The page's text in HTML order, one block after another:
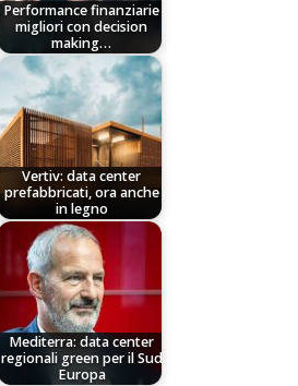
Performance finanziarie
migliori con decision
making…
Vertiv: data center
prefabbricati, ora anche
in legno
Mediterra: data center
regionali green per il Sud
Europa